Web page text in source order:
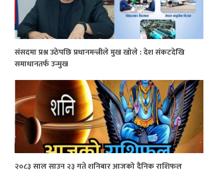
संसदमा प्रश्न उठेपछि प्रधानमन्त्रीले मुख खोले : देश संकटदेखि
समाधानतर्फ उन्मुख
२०८३ साल साउन २३ गते शनिबार आजको दैनिक राशिफल